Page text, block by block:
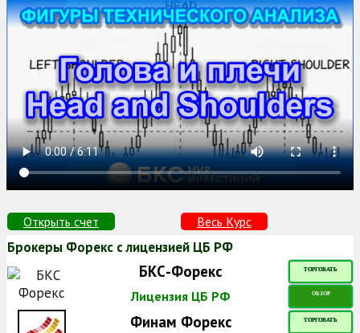
Открыть счет Весь Курс
Брокеры Форекс с лицензией ЦБ РФ
БКС-Форекс ТОРГОВАТЬ
Лицензия ЦБ РФ ОБЗОР
Финам Форекс ТОРГОВАТЬ